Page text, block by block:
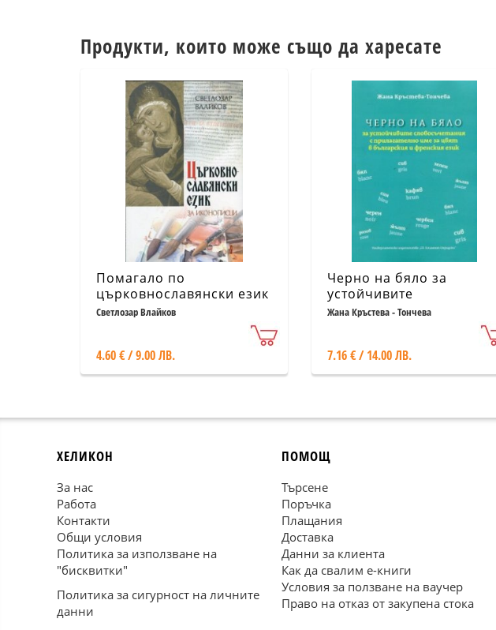
Продукти, които може също да харесате
Помагало по
църковнославянски език
за иконописци
(правопис, пунктуация,
Светлозар Влайков
4.60 € / 9.00 ЛВ.
Черно на бяло за
устойчивите
словосъчетания с
френския език
Жана Кръстева - Тончева
7.16 € / 14.00 ЛВ.
ХЕЛИКОН
За нас
Работа
Контакти
Общи условия
Политика за използване на
"бисквитки"
Политика за сигурност на личните
данни
ПОМОЩ
Търсене
Поръчка
Плащания
Доставка
Данни за клиента
Как да свалим е-книги
Условия за ползване на ваучер
Право на отказ от закупена стока